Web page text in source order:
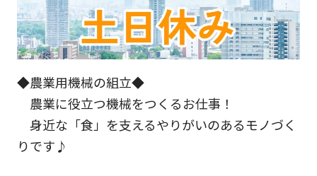
◆農業用機械の組立◆
農業に役立つ機械をつくるお仕事！
身近な「食」を支えるやりがいのあるモノづく
りです♪